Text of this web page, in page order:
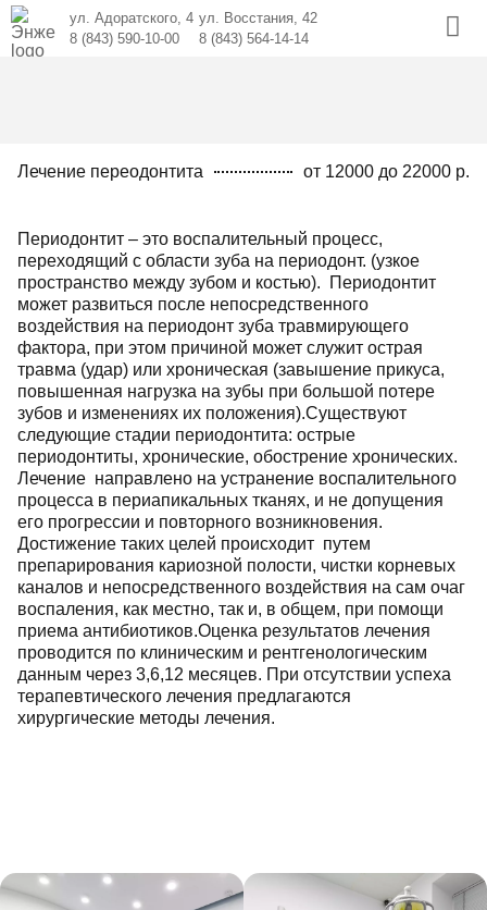
ул. Адоратского, 4
8 (843) 590-10-00
ул. Восстания, 42
8 (843) 564-14-14
Лечение переодонтита от 12000 до 22000 р.
Периодонтит – это воспалительный процесс,
переходящий с области зуба на периодонт. (узкое
пространство между зубом и костью). Периодонтит
может развиться после непосредственного
воздействия на периодонт зуба травмирующего
фактора, при этом причиной может служит острая
травма (удар) или хроническая (завышение прикуса,
повышенная нагрузка на зубы при большой потере
зубов и изменениях их положения).Существуют
следующие стадии периодонтита: острые
периодонтиты, хронические, обострение хронических.
Лечение направлено на устранение воспалительного
процесса в периапикальных тканях, и не допущения
его прогрессии и повторного возникновения.
Достижение таких целей происходит путем
препарирования кариозной полости, чистки корневых
каналов и непосредственного воздействия на сам очаг
воспаления, как местно, так и, в общем, при помощи
приема антибиотиков.Оценка результатов лечения
проводится по клиническим и рентгенологическим
данным через 3,6,12 месяцев. При отсутствии успеха
терапевтического лечения предлагаются
хирургические методы лечения.